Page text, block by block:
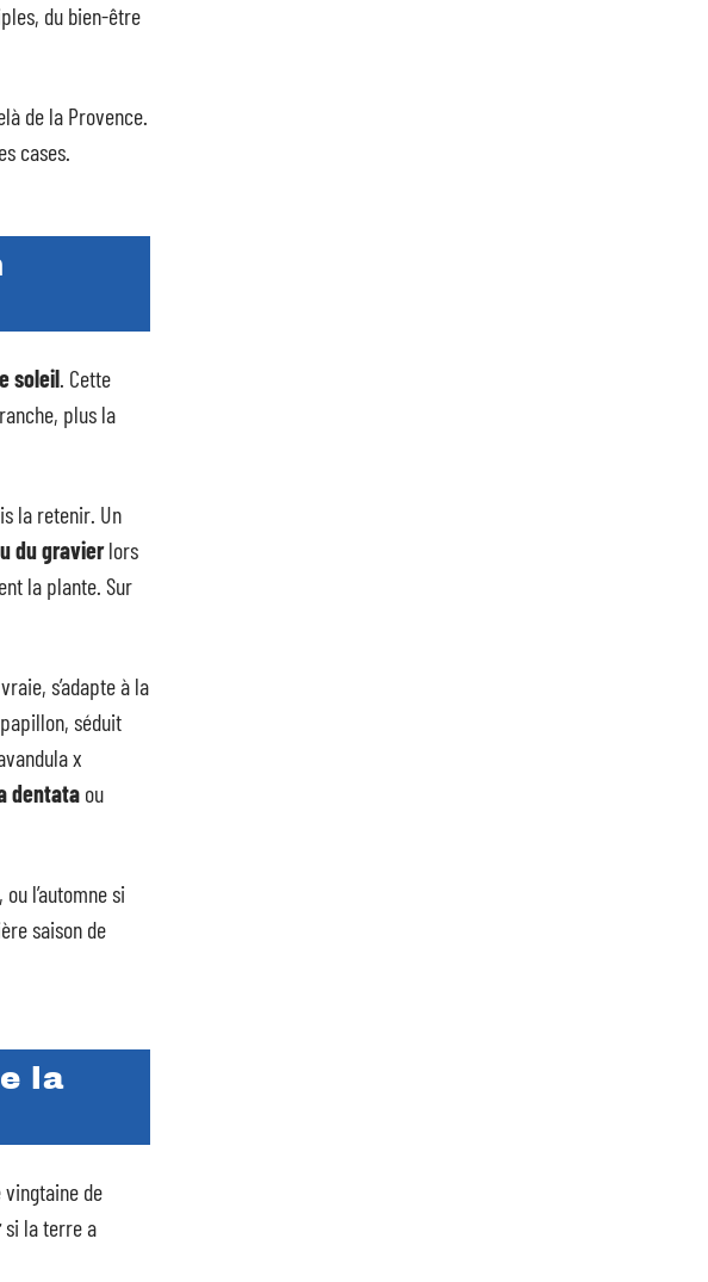
du bien-être
de la Provence.
cases.
soleil. Cette
plus la
la retenir. Un
du gravierlors
la plante. Sur
s’adapte à la
séduit
x
dentata ou
l’automne si
saison de
la
de
si la terre a